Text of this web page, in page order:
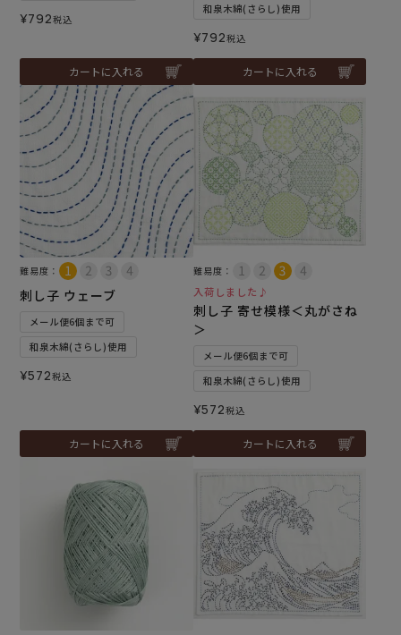
¥792税込
カートに入れる
和泉木綿(さらし)使用
¥792税込
カートに入れる
難易度：
刺し子 ウェーブ
メール便6個まで可
和泉木綿(さらし)使用
¥572税込
カートに入れる
難易度：
入荷しました♪
刺し子 寄せ模様＜丸がさね
＞
メール便6個まで可
和泉木綿(さらし)使用
¥572税込
カートに入れる